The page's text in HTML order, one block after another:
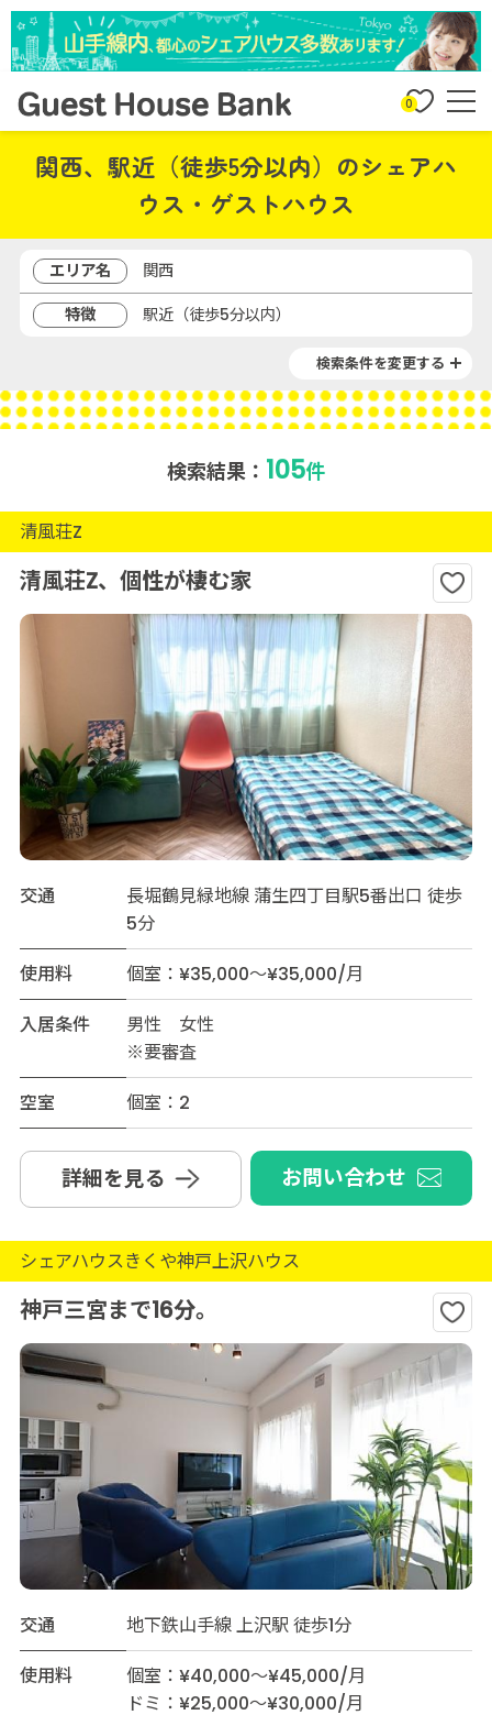
0
関西、駅近（徒歩5分以内）のシェアハ
ウス・ゲストハウス
エリア名
関西
特徴
駅近（徒歩5分以内）
検索条件を変更する
検索結果： 105件
清風荘Z
清風荘Z、個性が棲む家
交通
長堀鶴見緑地線 蒲生四丁目駅5番出口 徒歩
5分
使用料
個室：¥35,000～¥35,000/月
入居条件
男性 女性
※要審査
空室
個室：2
詳細を見る お問い合わせ
シェアハウスきくや神戸上沢ハウス
神戸三宮まで16分。
交通
地下鉄山手線 上沢駅 徒歩1分
使用料
個室：¥40,000～¥45,000/月
ドミ：¥25,000～¥30,000/月